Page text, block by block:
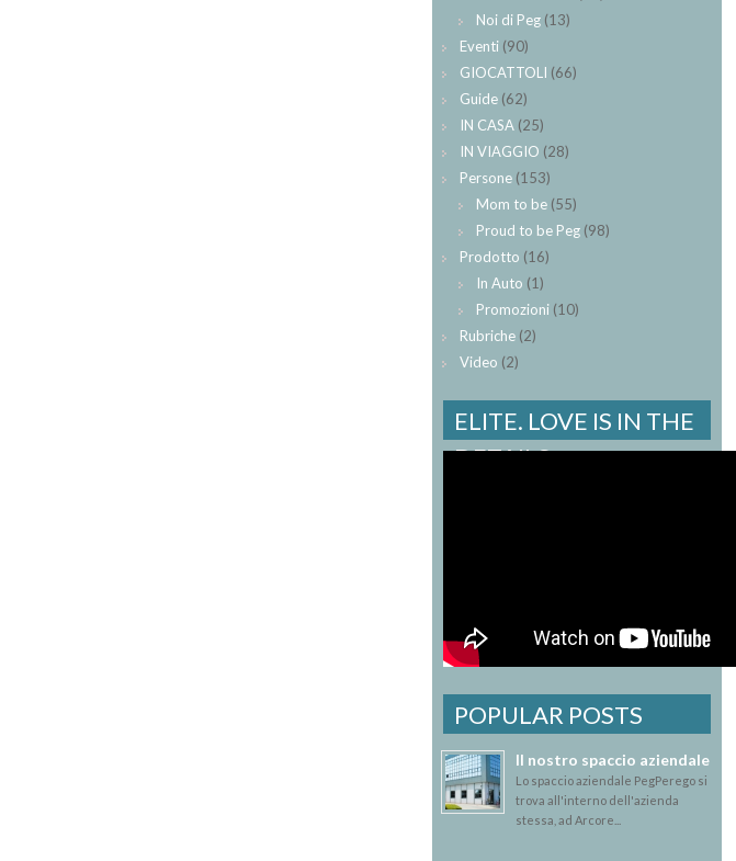
Noi di Peg (13)
Eventi (90)
GIOCATTOLI (66)
Guide (62)
IN CASA (25)
IN VIAGGIO (28)
Persone (153)
Mom to be (55)
Proud to be Peg (98)
Prodotto (16)
In Auto (1)
Promozioni (10)
Rubriche (2)
Video (2)
ELITE. LOVE IS IN THE
DETAILS.
POPULAR POSTS
Il nostro spaccio aziendale
Lo spaccio aziendale PegPerego si
trova all'interno dell'azienda
stessa, ad Arcore...